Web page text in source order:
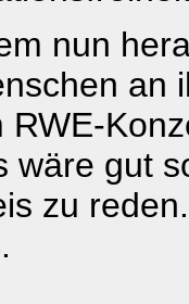
nun
an
wäre gut
zu